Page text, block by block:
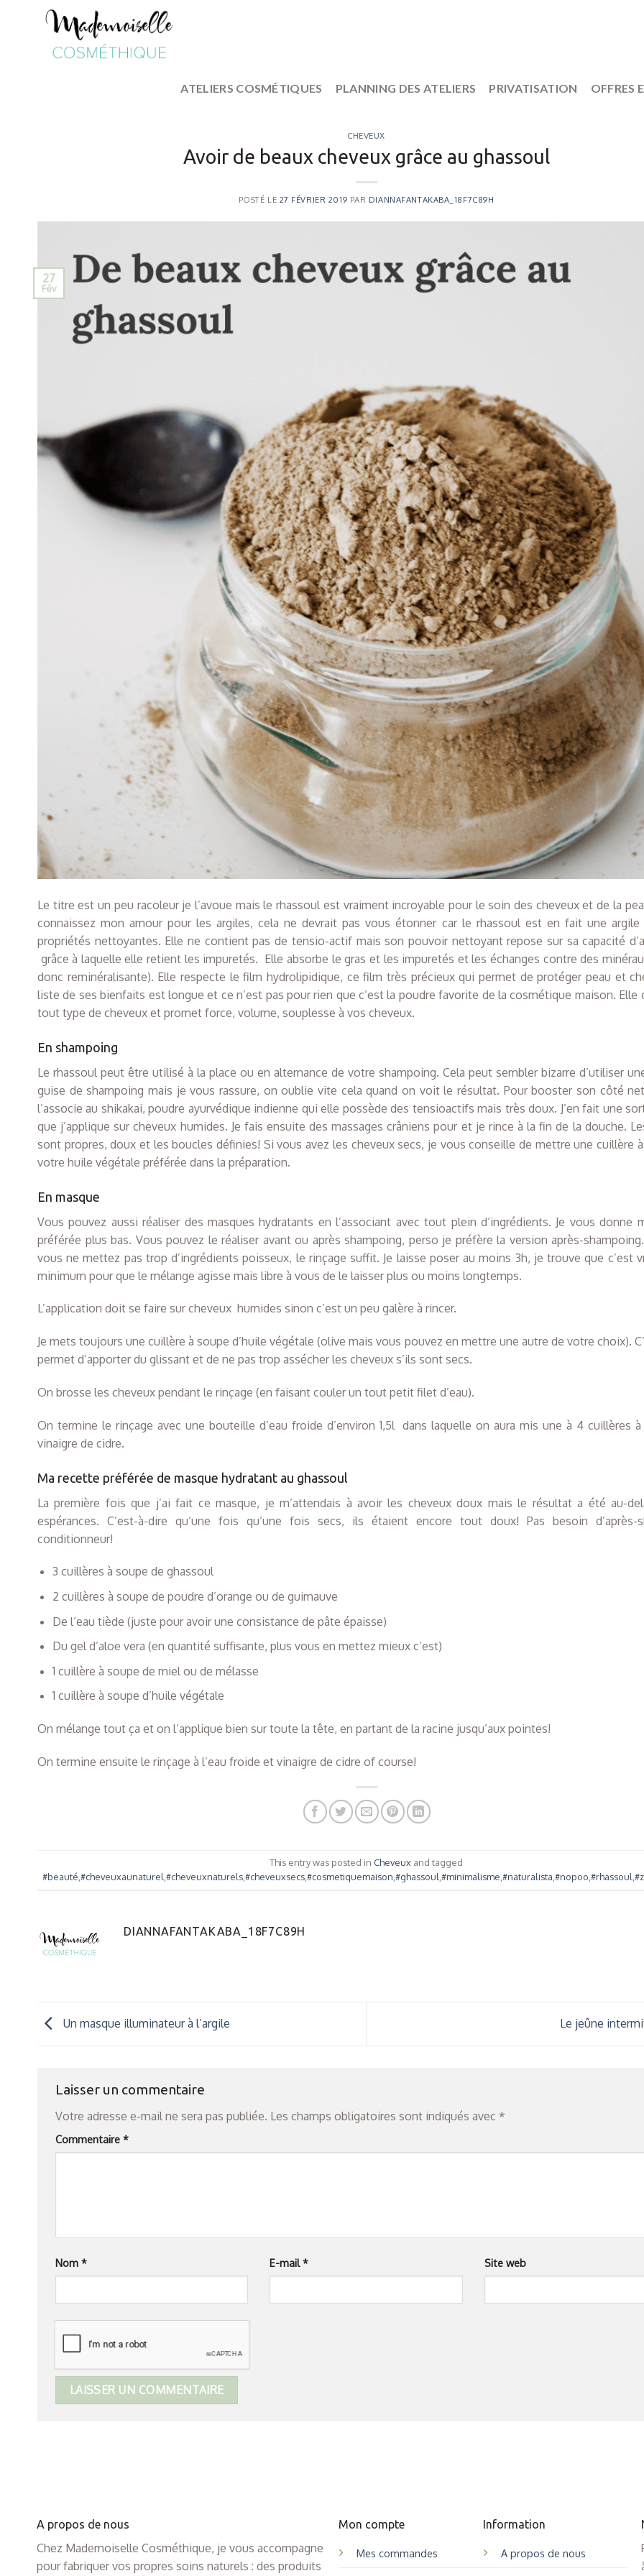
ATELIERS COSMÉTIQUES PLANNING DES ATELIERS PRIVATISATION OFFRES
CHEVEUX
Avoir de beaux cheveux grâce au ghassoul
POSTÉ LE 27 FÉVRIER 2019 PAR DIANNAFANTAKABA_18F7C89H
27
Fév
Le titre est un peu racoleur je l’avoue mais le rhassoul est vraiment incroyable pour le soin des cheveux et de la
connaissez mon amour pour les argiles, cela ne devrait pas vous étonner car le rhassoul est en fait une argile
propriétés nettoyantes. Elle ne contient pas de tensio-actif mais son pouvoir nettoyant repose sur sa capacité
grâce à laquelle elle retient les impuretés. Elle absorbe le gras et les impuretés et les échanges contre des
donc reminéralisante). Elle respecte le film hydrolipidique, ce film très précieux qui permet de protéger peau et
liste de ses bienfaits est longue et ce n’est pas pour rien que c’est la poudre favorite de la cosmétique maison. Elle
tout type de cheveux et promet force, volume, souplesse à vos cheveux.
En shampoing
Le rhassoul peut être utilisé à la place ou en alternance de votre shampoing. Cela peut sembler bizarre d’utiliser
guise de shampoing mais je vous rassure, on oublie vite cela quand on voit le résultat. Pour booster son côté
l’associe au shikakai, poudre ayurvédique indienne qui elle possède des tensioactifs mais très doux. J’en fait une
que j’applique sur cheveux humides. Je fais ensuite des massages crâniens pour et je rince à la fin de la douche.
sont propres, doux et les boucles définies! Si vous avez les cheveux secs, je vous conseille de mettre une cuillère
votre huile végétale préférée dans la préparation.
En masque
Vous pouvez aussi réaliser des masques hydratants en l’associant avec tout plein d’ingrédients. Je vous donne
préférée plus bas. Vous pouvez le réaliser avant ou après shampoing, perso je préfère la version après-
vous ne mettez pas trop d’ingrédients poisseux, le rinçage suffit. Je laisse poser au moins 3h, je trouve que c’est
minimum pour que le mélange agisse mais libre à vous de le laisser plus ou moins longtemps.
L’application doit se faire sur cheveux humides sinon c’est un peu galère à rincer.
Je mets toujours une cuillère à soupe d’huile végétale (olive mais vous pouvez en mettre une autre de votre choix).
permet d’apporter du glissant et de ne pas trop assécher les cheveux s’ils sont secs.
On brosse les cheveux pendant le rinçage (en faisant couler un tout petit filet d’eau).
On termine le rinçage avec une bouteille d’eau froide d’environ 1,5l dans laquelle on aura mis une à 4 cuillères
vinaigre de cidre.
Ma recette préférée de masque hydratant au ghassoul
La première fois que j’ai fait ce masque, je m’attendais à avoir les cheveux doux mais le résultat a été au-
espérances. C’est-à-dire qu’une fois qu’une fois secs, ils étaient encore tout doux! Pas besoin d’après-
conditionneur!
3 cuillères à soupe de ghassoul
2 cuillères à soupe de poudre d’orange ou de guimauve
De l’eau tiède (juste pour avoir une consistance de pâte épaisse)
Du gel d’aloe vera (en quantité suffisante, plus vous en mettez mieux c’est)
1 cuillère à soupe de miel ou de mélasse
1 cuillère à soupe d’huile végétale
On mélange tout ça et on l’applique bien sur toute la tête, en partant de la racine jusqu’aux pointes!
On termine ensuite le rinçage à l’eau froide et vinaigre de cidre of course!
This entry was posted in Cheveux and tagged
#beauté,#cheveuxaunaturel,#cheveuxnaturels,#cheveuxsecs,#cosmetiquemaison,#ghassoul,#minimalisme,#naturalista,#nopoo,#rhassoul,
DIANNAFANTAKABA_18F7C89H
Un masque illuminateur à l’argile Le jeûne
Laisser un commentaire
Votre adresse e-mail ne sera pas publiée. Les champs obligatoires sont indiqués avec *
Commentaire *
Nom * E-mail* Site web
A propos de nous
Chez Mademoiselle Cosméthique, je vous accompagne
pour fabriquer vos propres soins naturels : des produits
Mon compte
Mes commandes
Information
A propos de nous